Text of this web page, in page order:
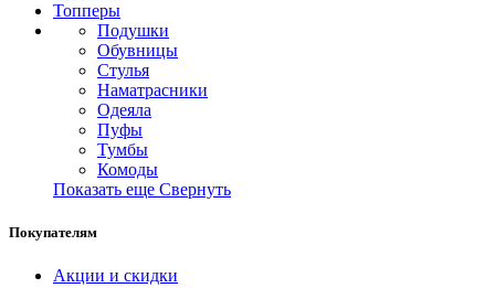
Топперы
Подушки
Обувницы
Стулья
Наматрасники
Одеяла
Пуфы
Тумбы
Комоды
Показать еще Свернуть
Покупателям
Акции и скидки